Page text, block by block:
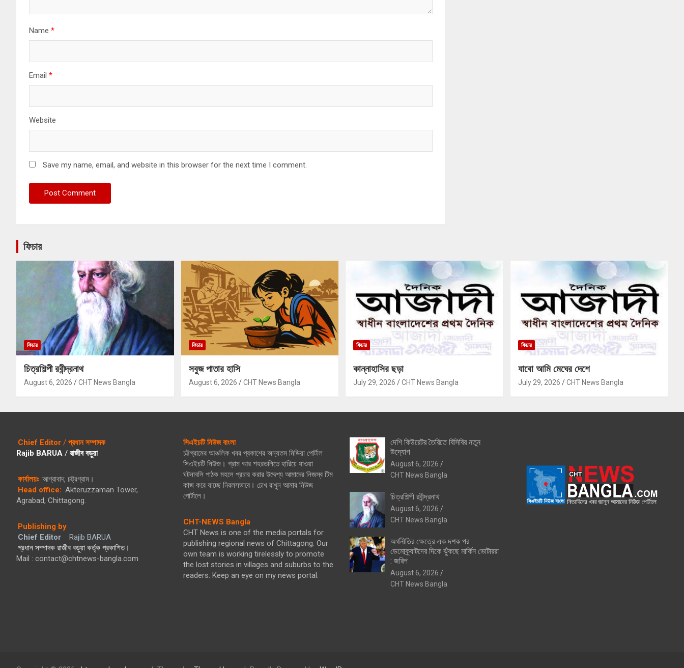
Name *
Email *
Website
Save my name, email, and website in this browser for the next time I comment.
ফিচার
ফিচার
চিত্রশিল্পী রবীন্দ্রনাথ
August 6, 2026 CHT News Bangla
ফিচার
সবুজ পাতার হাসি
August 6, 2026 CHT News Bangla
ফিচার
কান্নাহাসির ছড়া
July 29, 2026 CHT News Bangla
ফিচার
যাবো আমি মেঘের দেশে
July 29, 2026 CHT News Bangla
Chief Editor / প্রধান সম্পাদক
Rajib BARUA / রাজীব বড়ুয়া
কার্যালয়ঃ আগ্রাবাদ, চট্ট্রগ্রাম।
Head office: Akteruzzaman Tower,
Agrabad, Chittagong.
Publishing by
Chief Editor
Rajib BARUA
প্রধান সম্পাদক রাজীব বড়ুয়া কর্তৃক প্রকাশিত।
Mail : contact@chtnews-bangla.com
সিএইচটি নিউজ বাংলা
চট্টগ্রামের আঞ্চলিক খবর প্রকাশের অন্যতম মিডিয়া পোর্টাল
সিএইচটি নিউজ। গ্রাম আর শহরতলিতে হারিয়ে যাওয়া
ঘটনাবলি পাঠক মহলে প্রচার করার উদ্দেশ্য আমাদের নিজস্ব টিম
কাজ করে যাচ্ছে নিরলসভাবে। চোখ রাখুন আমার নিউজ
পোর্টালে।
CHT-NEWS Bangla
CHT News is one of the media portals for
publishing regional news of Chittagong. Our
own team is working tirelessly to promote
the lost stories in villages and suburbs to the
readers. Keep an eye on my news portal.
দেশি কিউরেটর তৈরিতে বিসিবির নতুন
উদ্যোগ
August 6, 2026
CHT News Bangla
চিত্রশিল্পী রবীন্দ্রনাথ
August 6, 2026
CHT News Bangla
অর্থনীতির ক্ষেত্রে এক দশক পর
ডেমোক্র্যাটদের দিকে ঝুঁকছে মার্কিন ভোটাররা
: জরিপ
August 6, 2026
CHT News Bangla